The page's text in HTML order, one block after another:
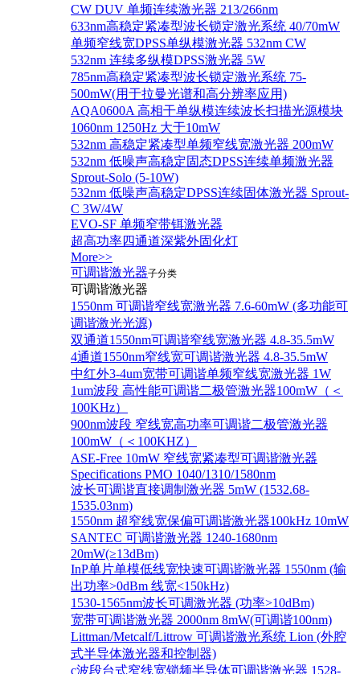
CW DUV 单频连续激光器 213/266nm
633nm高稳定紧凑型波长锁定激光系统 40/70mW
单频窄线宽DPSS单纵模激光器 532nm CW
532nm 连续多纵模DPSS激光器 5W
785nm高稳定紧凑型波长锁定激光系统 75-
500mW(用于拉曼光谱和高分辨率应用)
AQA0600A 高相干单纵模连续波长扫描光源模块
1060nm 1250Hz 大于10mW
532nm 高稳定紧凑型单频窄线宽激光器 200mW
532nm 低噪声高稳定固态DPSS连续单频激光器
Sprout‐Solo (5-10W)
532nm 低噪声高稳定DPSS连续固体激光器 Sprout-
C 3W/4W
EVO-SF 单频窄带铒激光器
超高功率四通道深紫外固化灯
More>>
可调谐激光器子分类
可调谐激光器
1550nm 可调谐窄线宽激光器 7.6-60mW (多功能可
调谐激光光源)
双通道1550nm可调谐窄线宽激光器 4.8-35.5mW
4通道1550nm窄线宽可调谐激光器 4.8-35.5mW
中红外3-4um宽带可调谐单频窄线宽激光器 1W
1um波段 高性能可调谐二极管激光器100mW（＜
100KHz）
900nm波段 窄线宽高功率可调谐二极管激光器
100mW（＜100KHZ）
ASE-Free 10mW 窄线宽紧凑型可调谐激光器
Specifications PMO 1040/1310/1580nm
波长可调谐直接调制激光器 5mW (1532.68-
1535.03nm)
1550nm 超窄线宽保偏可调谐激光器100kHz 10mW
SANTEC 可调谐激光器 1240-1680nm
20mW(≥13dBm)
InP单片单模低线宽快速可调谐激光器 1550nm (输
出功率>0dBm 线宽<150kHz)
1530-1565nm波长可调激光器 (功率>10dBm)
宽带可调谐激光器 2000nm 8mW(可调谐100nm)
Littman/Metcalf/Littrow 可调谐激光系统 Lion (外腔
式半导体激光器和控制器)
c波段台式窄线宽锁频半导体可调谐激光器 1528-